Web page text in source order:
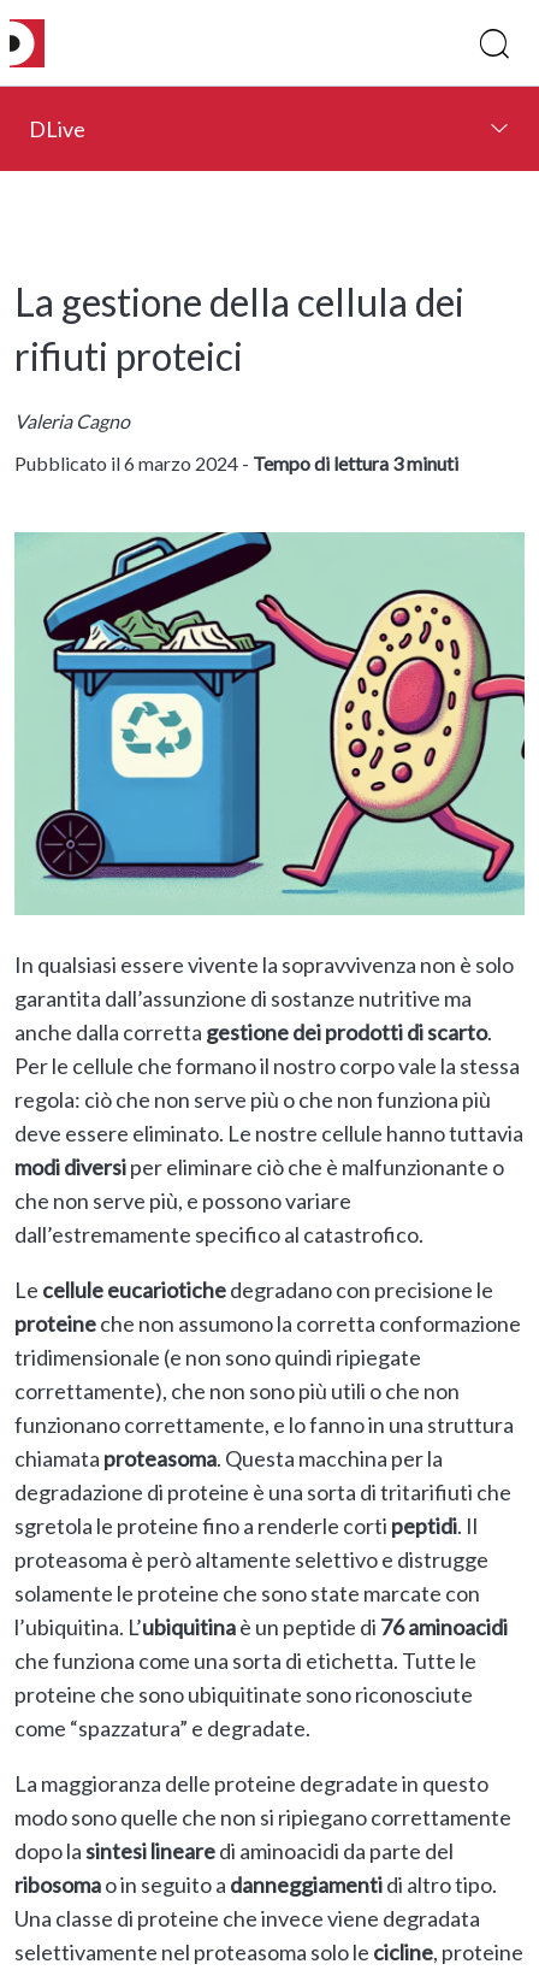
DLive
La gestione della cellula dei
rifiuti proteici
Valeria Cagno
Pubblicato il 6 marzo 2024 - Tempo di lettura 3 minuti
In qualsiasi essere vivente la sopravvivenza non è solo
garantita dall’assunzione di sostanze nutritive ma
anche dalla corretta gestione dei prodotti di scarto.
Per le cellule che formano il nostro corpo vale la stessa
regola: ciò che non serve più o che non funziona più
deve essere eliminato. Le nostre cellule hanno tuttavia
modi diversiper eliminare ciò che è malfunzionante o
che non serve più, e possono variare
dall’estremamente specifico al catastrofico.
Le cellule eucariotichedegradano con precisione le
proteineche non assumono la corretta conformazione
tridimensionale (e non sono quindi ripiegate
correttamente), che non sono più utili o che non
funzionano correttamente, e lo fanno in una struttura
chiamata proteasoma. Questa macchina per la
degradazione di proteine è una sorta di tritarifiuti che
sgretola le proteine fino a renderle corti peptidi. Il
proteasoma è però altamente selettivo e distrugge
solamente le proteine che sono state marcate con
l’ubiquitina. L’ubiquitinaè un peptide di 76 aminoacidi
che funziona come una sorta di etichetta. Tutte le
proteine che sono ubiquitinate sono riconosciute
come “spazzatura” e degradate.
La maggioranza delle proteine degradate in questo
modo sono quelle che non si ripiegano correttamente
dopo lasintesi linearedi aminoacidi da parte del
ribosomao in seguito a danneggiamentidi altro tipo.
Una classe di proteine che invece viene degradata
selettivamente nel proteasoma solo le cicline, proteine